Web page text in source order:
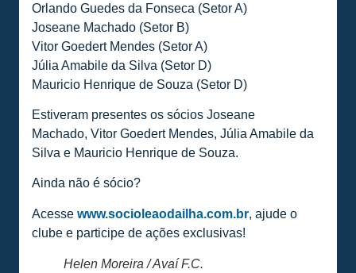
Orlando Guedes da Fonseca (Setor A)
Joseane Machado (Setor B)
Vitor Goedert Mendes (Setor A)
Júlia Amabile da Silva (Setor D)
Mauricio Henrique de Souza (Setor D)
Estiveram presentes os sócios Joseane
Machado, Vitor Goedert Mendes, Júlia Amabile da
Silva e Mauricio Henrique de Souza.
Ainda não é sócio?
Acesse www.socioleaodailha.com.br, ajude o
clube e participe de ações exclusivas!
Helen Moreira / Avaí F.C.